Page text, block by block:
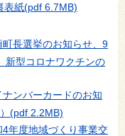
表紙(pdf 6.7MB)
長選挙のお知らせ、9
新型コロナワクチンの
ンバーカードのお知
(pdf 2.2MB)
年度地域づくり事業交